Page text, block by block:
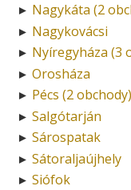
► Nagykáta (2
► Nagykovácsi
► Nyíregyháza (3
► Orosháza
► Pécs (2 obchody)
► Salgótarján
► Sárospatak
► Sátoraljaújhely
► Siófok